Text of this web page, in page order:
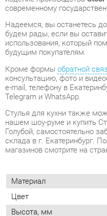
Кроме формыобратной связи
консультацию, фото и
e-mail, телефону в
Telegram и WhatsApp.
Стулья для кухни также
Голубой, самостоятельно
склада в г. Екатеринбург.
магазинов смотрите на
Материал
Цвет
Высота, мм
Глубина, мм
Вес упаковок, кг
Форма